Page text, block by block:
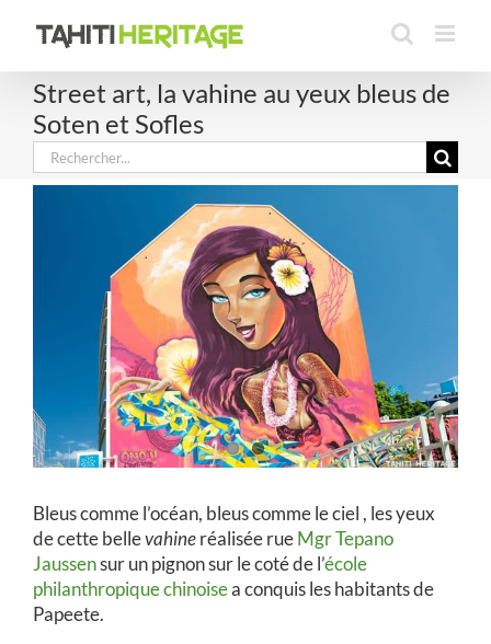
Street art, la vahine au yeux bleus de
Soten et Sofles
Rechercher:
Bleus comme l’océan, bleus comme le ciel , les yeux
de cette bellevahineréalisée rueMgr Tepano
Jaussensur un pignon sur le coté de l’école
philanthropique chinoisea conquis les habitants de
Papeete.